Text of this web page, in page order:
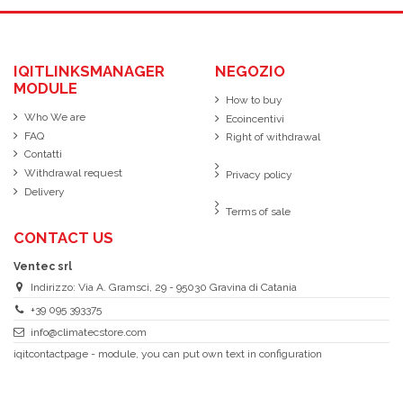
IQITLINKSMANAGER
MODULE
Who We are
FAQ
Contatti
Withdrawal request
Delivery
NEGOZIO
How to buy
Ecoincentivi
Right of withdrawal
Privacy policy
Terms of sale
CONTACT US
Ventec srl
Indirizzo: Via A. Gramsci, 29 - 95030 Gravina di Catania
+39 095 393375
info@climatecstore.com
iqitcontactpage - module, you can put own text in configuration